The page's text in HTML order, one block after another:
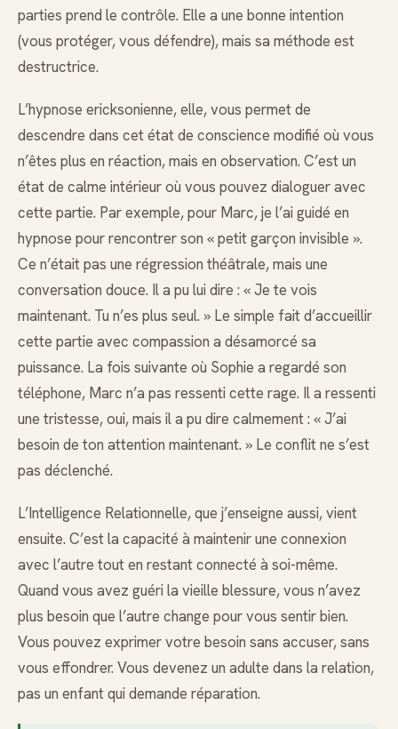
parties prend le contrôle. Elle a une bonne intention
(vous protéger, vous défendre), mais sa méthode est
destructrice.
L’hypnose ericksonienne, elle, vous permet de
descendre dans cet état de conscience modifié où vous
n’êtes plus en réaction, mais en observation. C’est un
état de calme intérieur où vous pouvez dialoguer avec
cette partie. Par exemple, pour Marc, je l’ai guidé en
hypnose pour rencontrer son « petit garçon invisible ».
Ce n’était pas une régression théâtrale, mais une
conversation douce. Il a pu lui dire : « Je te vois
maintenant. Tu n’es plus seul. » Le simple fait d’accueillir
cette partie avec compassion a désamorcé sa
puissance. La fois suivante où Sophie a regardé son
téléphone, Marc n’a pas ressenti cette rage. Il a ressenti
une tristesse, oui, mais il a pu dire calmement : « J’ai
besoin de ton attention maintenant. » Le conflit ne s’est
pas déclenché.
L’Intelligence Relationnelle, que j’enseigne aussi, vient
ensuite. C’est la capacité à maintenir une connexion
avec l’autre tout en restant connecté à soi-même.
Quand vous avez guéri la vieille blessure, vous n’avez
plus besoin que l’autre change pour vous sentir bien.
Vous pouvez exprimer votre besoin sans accuser, sans
vous effondrer. Vous devenez un adulte dans la relation,
pas un enfant qui demande réparation.